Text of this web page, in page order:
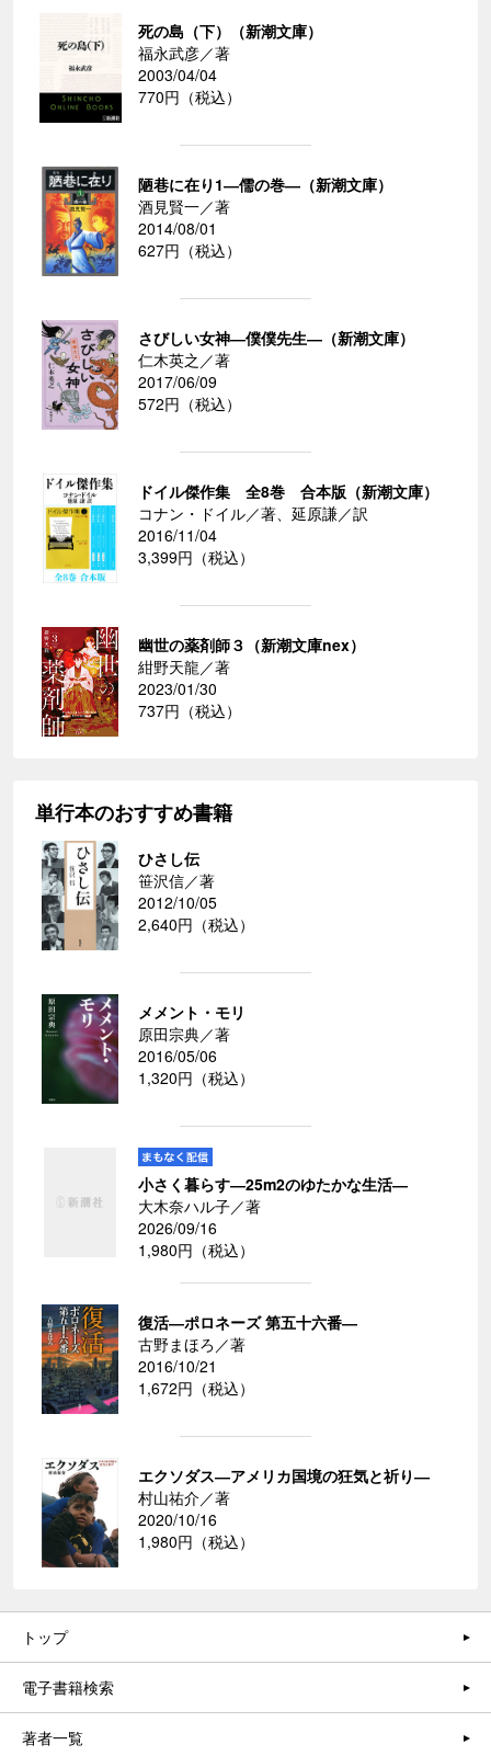
死の島（下）（新潮文庫）
福永武彦／著
2003/04/04
770円（税込）
陋巷に在り1―儒の巻―（新潮文庫）
酒見賢一／著
2014/08/01
627円（税込）
さびしい女神―僕僕先生―（新潮文庫）
仁木英之／著
2017/06/09
572円（税込）
ドイル傑作集 全8巻 合本版（新潮文庫）
コナン・ドイル／著、延原謙／訳
2016/11/04
3,399円（税込）
幽世の薬剤師３（新潮文庫nex）
紺野天龍／著
2023/01/30
737円（税込）
単行本のおすすめ書籍
ひさし伝
笹沢信／著
2012/10/05
2,640円（税込）
メメント・モリ
原田宗典／著
2016/05/06
1,320円（税込）
小さく暮らす―25m2のゆたかな生活―
大木奈ハル子／著
2026/09/16
1,980円（税込）
復活―ポロネーズ 第五十六番―
古野まほろ／著
2016/10/21
1,672円（税込）
エクソダス―アメリカ国境の狂気と祈り―
村山祐介／著
2020/10/16
1,980円（税込）
トップ
電子書籍検索
著者一覧